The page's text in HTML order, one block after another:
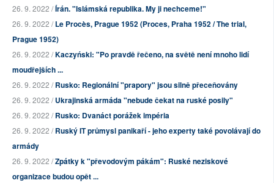
26. 9. 2022 /Írán. "Islámská republika. My ji nechceme!"
26. 9. 2022 /Le Procès, Prague 1952 (Proces, Praha 1952 / The trial,
Prague 1952)
26. 9. 2022 /Kaczyński: "Po pravdě řečeno, na světě není mnoho lidí
moudřejších ...
26. 9. 2022 /Rusko: Regionální "prapory" jsou silně přeceňovány
26. 9. 2022 /Ukrajinská armáda "nebude čekat na ruské posily"
26. 9. 2022 /Rusko: Dvanáct porážek impéria
26. 9. 2022 /Ruský IT průmysl panikaří - jeho experty také povolávají do
armády
26. 9. 2022 /Zpátky k "převodovým pákám": Ruské neziskové
organizace budou opět ...